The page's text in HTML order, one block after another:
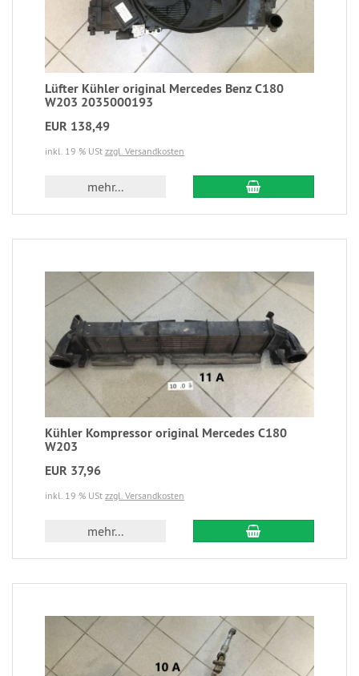
Lüfter Kühler original Mercedes Benz C180
W203 2035000193
EUR 138,49
inkl. 19 % USt zzgl. Versandkosten
mehr...
Kühler Kompressor original Mercedes C180
W203
EUR 37,96
inkl. 19 % USt zzgl. Versandkosten
mehr...